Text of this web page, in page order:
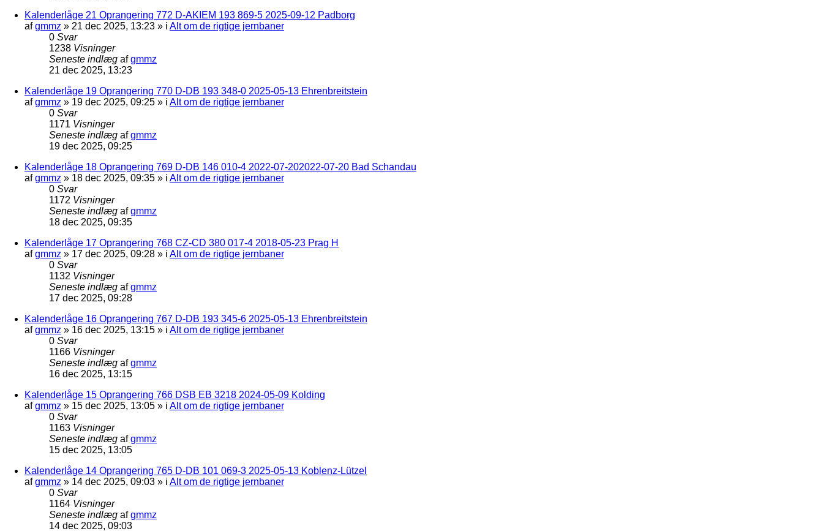
Kalenderlåge 21 Oprangering 772 D-AKIEM 193 869-5 2025-09-12 Padborg
afgmmz » 21 dec 2025, 13:23 » i Alt om de rigtige jernbaner
0 Svar
1238 Visninger
Seneste indlæg afgmmz
21 dec 2025, 13:23
Kalenderlåge 19 Oprangering 770 D-DB 193 348-0 2025-05-13 Ehrenbreitstein
afgmmz » 19 dec 2025, 09:25 » i Alt om de rigtige jernbaner
0 Svar
1171 Visninger
Seneste indlæg afgmmz
19 dec 2025, 09:25
Kalenderlåge 18 Oprangering 769 D-DB 146 010-4 2022-07-202022-07-20 Bad Schandau
afgmmz » 18 dec 2025, 09:35 » i Alt om de rigtige jernbaner
0 Svar
1172 Visninger
Seneste indlæg afgmmz
18 dec 2025, 09:35
Kalenderlåge 17 Oprangering 768 CZ-CD 380 017-4 2018-05-23 Prag H
afgmmz » 17 dec 2025, 09:28 » i Alt om de rigtige jernbaner
0 Svar
1132 Visninger
Seneste indlæg afgmmz
17 dec 2025, 09:28
Kalenderlåge 16 Oprangering 767 D-DB 193 345-6 2025-05-13 Ehrenbreitstein
afgmmz » 16 dec 2025, 13:15 » i Alt om de rigtige jernbaner
0 Svar
1166 Visninger
Seneste indlæg afgmmz
16 dec 2025, 13:15
Kalenderlåge 15 Oprangering 766 DSB EB 3218 2024-05-09 Kolding
afgmmz » 15 dec 2025, 13:05 » i Alt om de rigtige jernbaner
0 Svar
1163 Visninger
Seneste indlæg afgmmz
15 dec 2025, 13:05
Kalenderlåge 14 Oprangering 765 D-DB 101 069-3 2025-05-13 Koblenz-Lützel
afgmmz » 14 dec 2025, 09:03 » i Alt om de rigtige jernbaner
0 Svar
1164 Visninger
Seneste indlæg afgmmz
14 dec 2025, 09:03